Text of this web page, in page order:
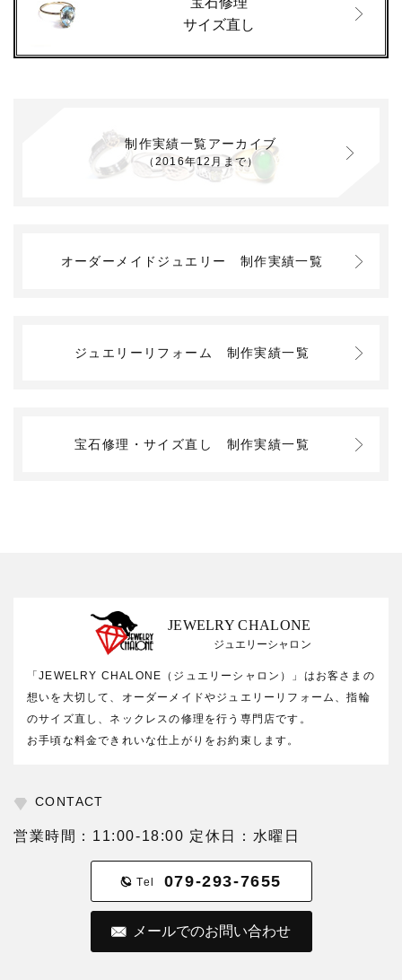
サイズ直し
制作実績一覧アーカイブ
（2016年12月まで）
オーダーメイドジュエリー 制作実績一覧
ジュエリーリフォーム 制作実績一覧
宝石修理・サイズ直し 制作実績一覧
JEWELRY CHALONE
ジュエリーシャロン
「JEWELRY CHALONE（ジュエリーシャロン）」はお客さまの
想いを大切して、オーダーメイドやジュエリーリフォーム、指輪
のサイズ直し、ネックレスの修理を行う専門店です。
お手頃な料金できれいな仕上がりをお約束します。
CONTACT
営業時間：11:00-18:00 定休日：水曜日
Tel 079-293-7655
メールでのお問い合わせ